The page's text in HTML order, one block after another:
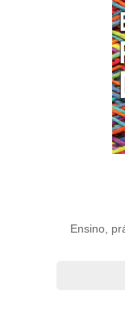
Ensino,